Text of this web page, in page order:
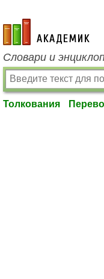
academic.ru
Словари и
Толкования